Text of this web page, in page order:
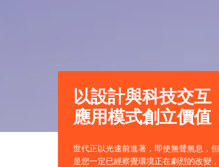
以設計與科技交互
應用模式創立價值
世代正以光速前進著，即使無聲無息，但
是您一定已經察覺環境正在劇烈的改變，